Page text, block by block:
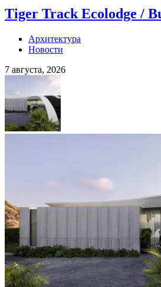
Tiger Track Ecolodge /
Архитектура
Новости
7 августа, 2026